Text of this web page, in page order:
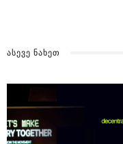
ᲐᲡᲔᲕᲔ ᲜᲐᲮᲔᲗ